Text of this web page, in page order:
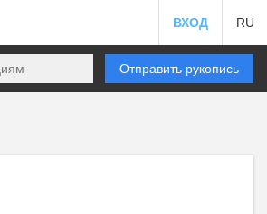
ВХОД RU
Отправить рукопись